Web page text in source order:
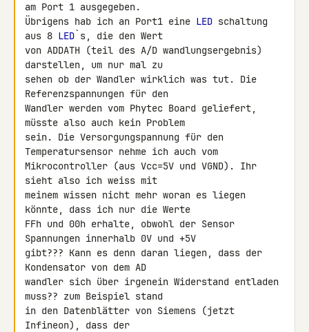
am Port 1 ausgegeben.
Übrigens hab ich an Port1 eine LED schaltung
aus 8 LED `s, die den Wert
von ADDATH (teil des A/D wandlungsergebnis)
darstellen, um nur mal zu
sehen ob der Wandler wirklich was tut. Die
Referenzspannungen für den
Wandler werden vom Phytec Board geliefert,
müsste also auch kein Problem
sein. Die Versorgungspannung für den
Temperatursensor nehme ich auch vom
Mikrocontroller (aus Vcc=5V und VGND). Ihr
sieht also ich weiss mit
meinem wissen nicht mehr woran es liegen
könnte, dass ich nur die Werte
FFh und 00h erhalte, obwohl der Sensor
Spannungen innerhalb 0V und +5V
gibt??? Kann es denn daran liegen, dass der
Kondensator von dem AD
wandler sich über irgenein Widerstand entladen
muss?? zum Beispiel stand
in den Datenblätter von Siemens (jetzt
Infineon), dass der